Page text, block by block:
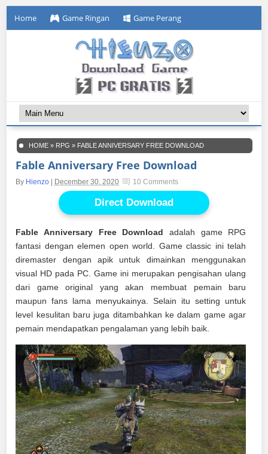
Home Game Ringan Game Perang
HOME » RPG » FABLE ANNIVERSARY FREE DOWNLOAD
Fable Anniversary Free Download
By Hienzo December 30, 2020 10 Comments
Direct Download
Fable Anniversary Free Download adalah game RPG
fantasi dengan elemen open world. Game classic ini telah
diremaster dengan apik untuk dimainkan menggunakan
visual HD pada PC. Game ini merupakan pengisahan ulang
dari game original yang akan membuat pemain baru
maupun fans lama menyukainya. Selain itu setting untuk
level kesulitan baru juga ditambahkan ke dalam game agar
pemain mendapatkan pengalaman yang lebih baik.